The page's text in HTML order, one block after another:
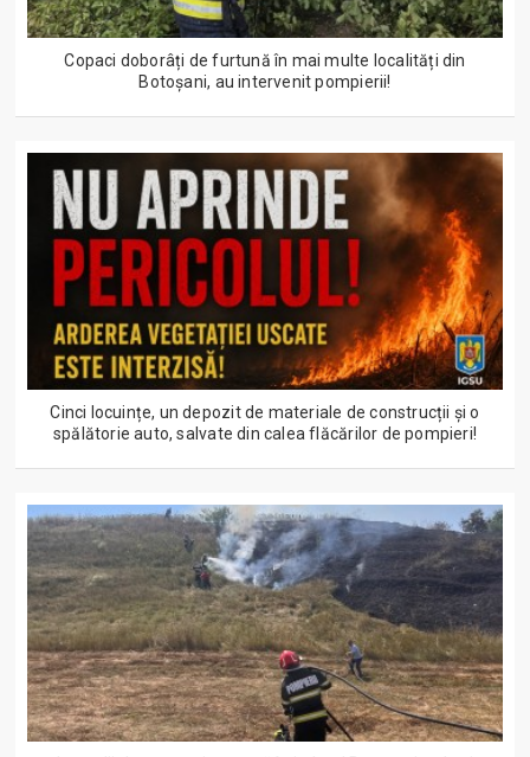
Copaci doborâți de furtună în mai multe localități din
Botoșani, au intervenit pompierii!
Cinci locuințe, un depozit de materiale de construcții și o
spălătorie auto, salvate din calea flăcărilor de pompieri!